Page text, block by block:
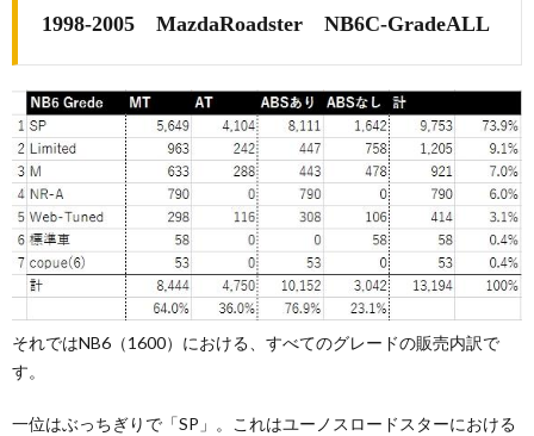
1998-2005 MazdaRoadster NB6C-GradeALL
それではNB6（1600）における、すべてのグレードの販売内訳で
す。
一位はぶっちぎりで「SP」。これはユーノスロードスターにおける